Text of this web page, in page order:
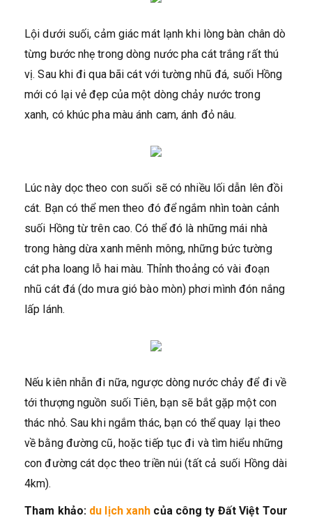
Lội dưới suối, cảm giác mát lạnh khi lòng bàn chân dò
từng bước nhẹ trong dòng nước pha cát trắng rất thú
vị. Sau khi đi qua bãi cát với tường nhũ đá, suối Hồng
mới có lại vẻ đẹp của một dòng chảy nước trong
xanh, có khúc pha màu ánh cam, ánh đỏ nâu.
Lúc này dọc theo con suối sẽ có nhiều lối dẫn lên đồi
cát. Bạn có thể men theo đó để ngắm nhìn toàn cảnh
suối Hồng từ trên cao. Có thể đó là những mái nhà
trong hàng dừa xanh mênh mông, những bức tường
cát pha loang lỗ hai màu. Thỉnh thoảng có vài đoạn
nhũ cát đá (do mưa gió bào mòn) phơi mình đón nắng
lấp lánh.
Nếu kiên nhẫn đi nữa, ngược dòng nước chảy để đi về
tới thượng nguồn suối Tiên, bạn sẽ bắt gặp một con
thác nhỏ. Sau khi ngắm thác, bạn có thể quay lại theo
về bằng đường cũ, hoặc tiếp tục đi và tìm hiểu những
con đường cát dọc theo triền núi (tất cả suối Hồng dài
4km).
Tham khảo: du lịch xanh của công ty Đất Việt Tour